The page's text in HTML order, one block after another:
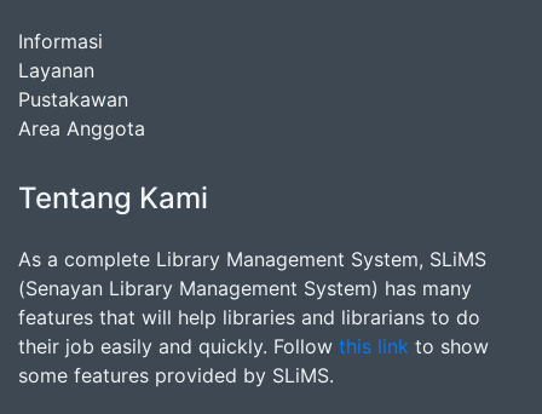
Informasi
Layanan
Pustakawan
Area Anggota
Tentang Kami
As a complete Library Management System, SLiMS
(Senayan Library Management System) has many
features that will help libraries and librarians to do
their job easily and quickly. Follow this link to show
some features provided by SLiMS.